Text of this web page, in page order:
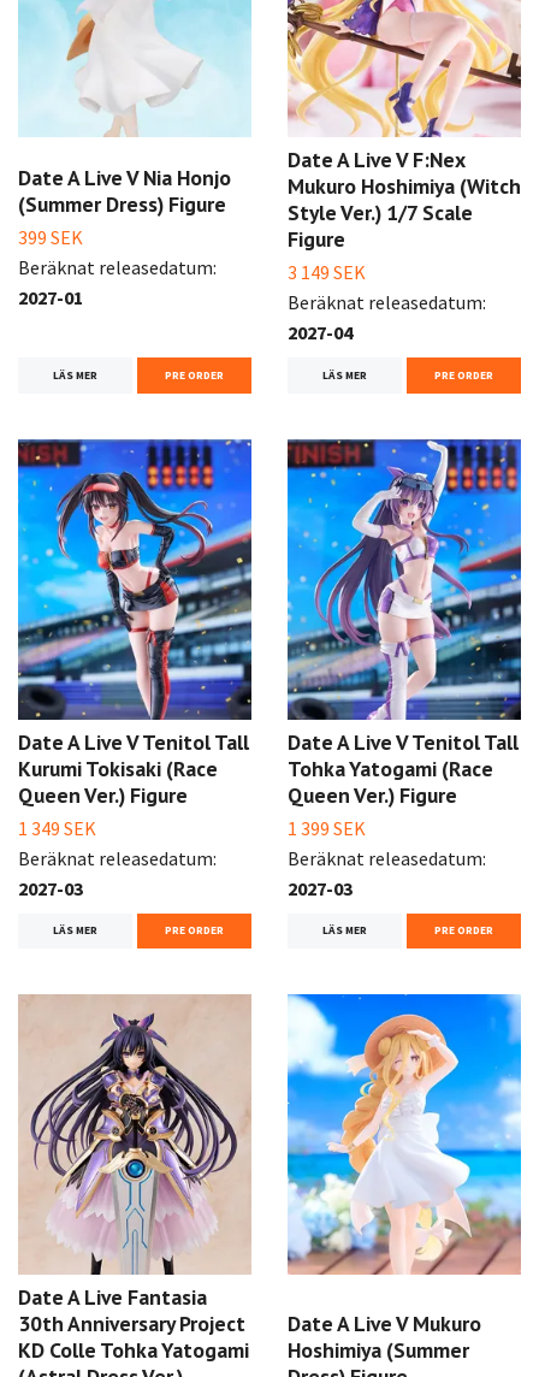
Date A Live V Nia Honjo
(Summer Dress) Figure
399 SEK
Beräknat releasedatum:
2027-01
LÄS MER PRE ORDER
Date A Live V F:Nex
Mukuro Hoshimiya (Witch
Style Ver.) 1/7 Scale
Figure
3 149 SEK
Beräknat releasedatum:
2027-04
LÄS MER PRE ORDER
Date A Live V Tenitol Tall
Kurumi Tokisaki (Race
Queen Ver.) Figure
1 349 SEK
Beräknat releasedatum:
2027-03
LÄS MER PRE ORDER
Date A Live V Tenitol Tall
Tohka Yatogami (Race
Queen Ver.) Figure
1 399 SEK
Beräknat releasedatum:
2027-03
LÄS MER PRE ORDER
Date A Live Fantasia
30th Anniversary Project
KD Colle Tohka Yatogami
Date A Live V Mukuro
Hoshimiya (Summer